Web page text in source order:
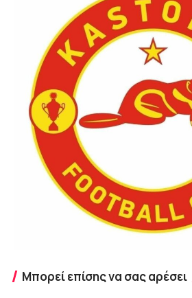
Μπορεί επίσης να σας αρέσει